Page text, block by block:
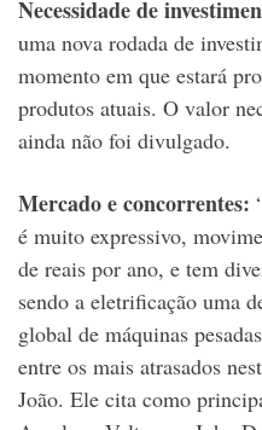
Necessidade de
uma nova rodada de
momento em que estará
produtos atuais. O valor
ainda não foi divulgado.
Mercado e concorrentes:
é muito expressivo,
de reais por ano, e tem
sendo a eletrificação uma
global de máquinas
entre os mais atrasados
João. Ele cita como